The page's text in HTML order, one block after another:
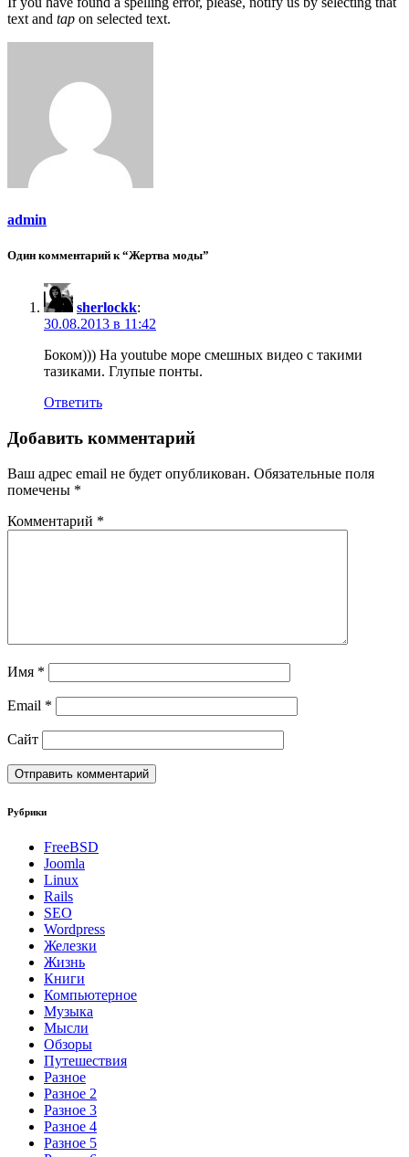
text and tap on selected text.
admin
Один комментарий к “Жертва моды”
sherlockk:
30.08.2013 в 11:42
Боком))) На youtube море смешных видео с такими
тазиками. Глупые понты.
Ответить
Добавить комментарий
Ваш адрес email не будет опубликован. Обязательные поля
помечены *
Комментарий *
Имя *
Email *
Сайт
Рубрики
FreeBSD
Joomla
Linux
Rails
SEO
Wordpress
Железки
Жизнь
Книги
Компьютерное
Музыка
Мысли
Обзоры
Путешествия
Разное
Разное 2
Разное 3
Разное 4
Разное 5